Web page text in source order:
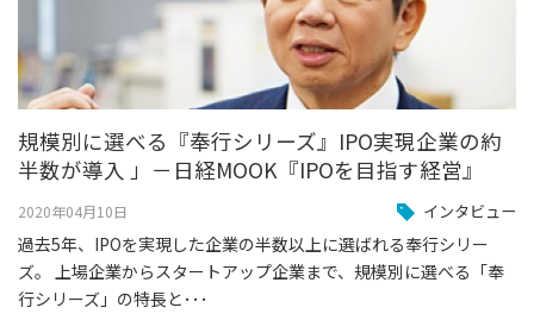
規模別に選べる『奉行シリーズ』IPO実現企業の約
半数が導入 」－日経MOOK『IPOを目指す経営』
2020年04月10日 インタビュー
過去5年、IPOを実現した企業の半数以上に選ばれる奉行シリー
ズ。 上場企業からスタートアップ企業まで、規模別に選べる「奉
行シリーズ」の特長と･･･